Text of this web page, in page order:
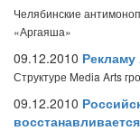
Челябинские
«Аргаяша»
09.12.2010
Структуре Media Arts
09.12.2010